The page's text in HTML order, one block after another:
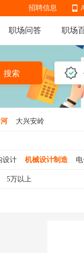
招聘信息
职场问答 职场
搜索
大兴安岭
设计 机械设计制造
5万以上